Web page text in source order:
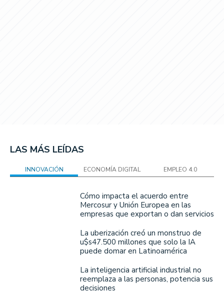
LAS MÁS LEÍDAS
INNOVACIÓN ECONOMÍA DIGITAL EMPLEO 4.0
Cómo impacta el acuerdo entre
Mercosur y Unión Europea en las
empresas que exportan o dan servicios
La uberización creó un monstruo de
u$s47.500 millones que solo la IA
puede domar en Latinoamérica
La inteligencia artificial industrial no
reemplaza a las personas, potencia sus
decisiones